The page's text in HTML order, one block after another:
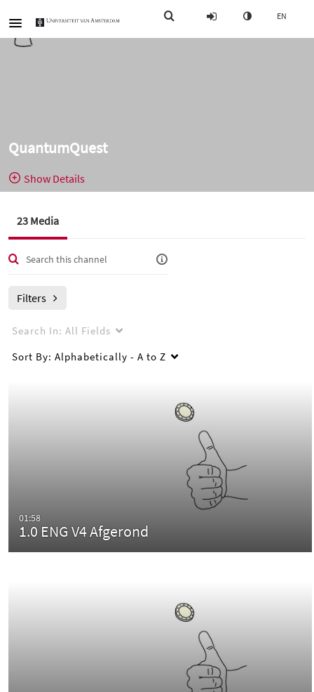
EN
QuantumQuest
Show Details
23 Media
Filters
Search In: All Fields
Sort By: Alphabetically - A to Z
01:58
1.0 ENG V4 Afgerond